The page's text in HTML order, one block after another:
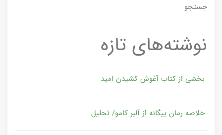
جستجو
نوشته‌های تازه
بخشی از کتاب آغوش کشیدن امید
خلاصه رمان بیگانه از آلبر کامو/ تحلیل